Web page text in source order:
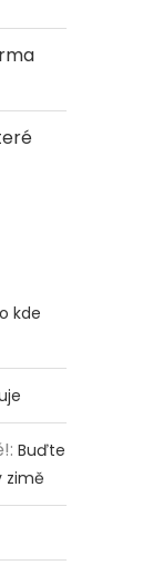
kde
: Buďte
zimě